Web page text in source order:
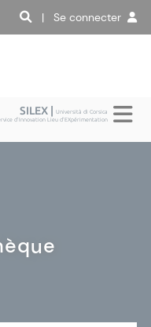
| Se connecter
SILEX |Università di Corsica
d'Innovation Lieu d'EXpérimentation